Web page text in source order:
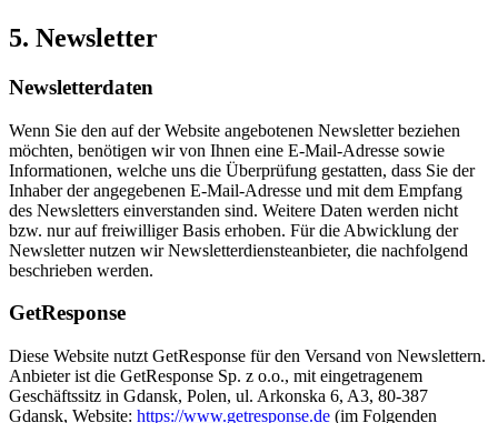
5. Newsletter
Newsletter­daten
Wenn Sie den auf der Website angebotenen Newsletter beziehen
möchten, benötigen wir von Ihnen eine E-Mail-Adresse sowie
Informationen, welche uns die Überprüfung gestatten, dass Sie der
Inhaber der angegebenen E-Mail-Adresse und mit dem Empfang
des Newsletters einverstanden sind. Weitere Daten werden nicht
bzw. nur auf freiwilliger Basis erhoben. Für die Abwicklung der
Newsletter nutzen wir Newsletterdiensteanbieter, die nachfolgend
beschrieben werden.
GetResponse
Diese Website nutzt GetResponse für den Versand von Newslettern.
Anbieter ist die GetResponse Sp. z o.o., mit eingetragenem
Geschäftssitz in Gdansk, Polen, ul. Arkonska 6, A3, 80-387
Gdansk, Website: https://www.getresponse.de (im Folgenden